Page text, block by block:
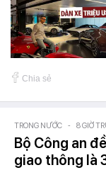
Chia sẻ
TRONG NƯỚC - 8 GIỜ
Bộ Công an
giao thông là